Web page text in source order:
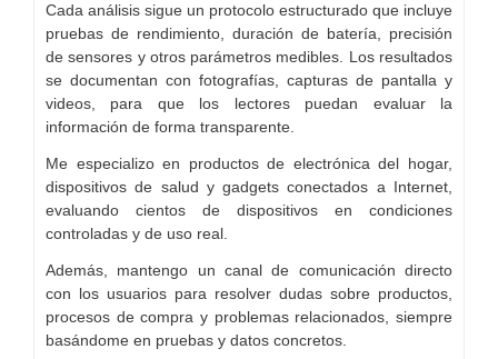
Cada análisis sigue un protocolo estructurado que incluye
pruebas de rendimiento, duración de batería, precisión
de sensores y otros parámetros medibles. Los resultados
se documentan con fotografías, capturas de pantalla y
videos, para que los lectores puedan evaluar la
información de forma transparente.
Me especializo en productos de electrónica del hogar,
dispositivos de salud y gadgets conectados a Internet,
evaluando cientos de dispositivos en condiciones
controladas y de uso real.
Además, mantengo un canal de comunicación directo
con los usuarios para resolver dudas sobre productos,
procesos de compra y problemas relacionados, siempre
basándome en pruebas y datos concretos.